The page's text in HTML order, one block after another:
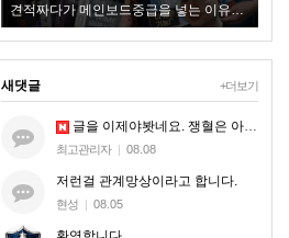
견적짜다가 메인보드중급을 넣는 이유에 대한 설명영상이 될까 해서 올려보아요
+더보기
새댓글
글을 이제야봣네요. 쟁혈은 아무혈이나 해드리는게 아니라. 지엠한테 오셔서 본케 5명맞는지 확인받으시는거세요.
최고관리자 | 08.08
저런걸 관계망상이라고 합니다.
현성 | 08.05